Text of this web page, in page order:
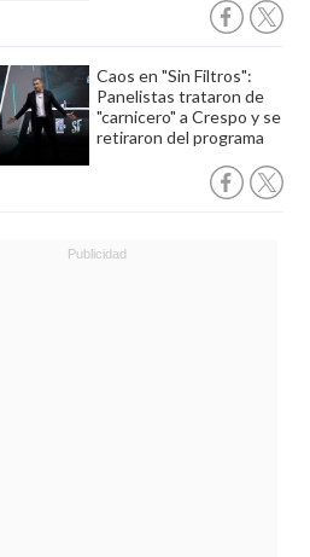
Caos en "Sin Filtros":
Panelistas trataron de
"carnicero" a Crespo y se
retiraron del programa